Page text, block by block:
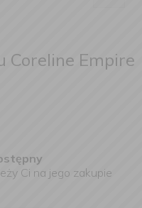
Coreline Empire
Ci na jego zakupie